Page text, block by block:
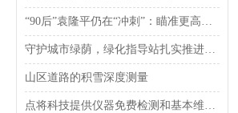
“90后”袁隆平仍在“冲刺”：瞄准更高产和耐盐碱
守护城市绿荫，绿化指导站扎实推进行道树风险监测
山区道路的积雪深度测量
点将科技提供仪器免费检测和基本维护的通知（二）